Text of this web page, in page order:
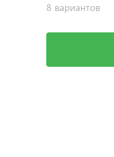
8 вариантов